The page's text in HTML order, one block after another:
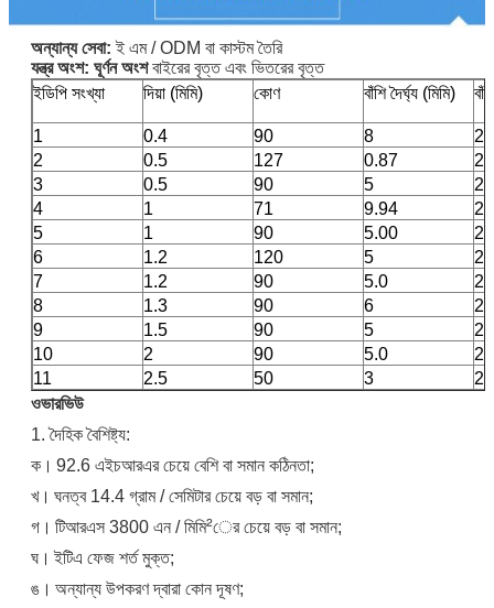
অন্যান্য সেবা: ই এম / ODM বা কাস্টম তৈরি
যন্ত্র অংশ: ঘূর্ণন অংশ বাইরের বৃত্ত এবং ভিতরের বৃত্ত
ইডিপি সংখ্যা
দিয়া (মিমি) কোণ বাঁশি দৈর্ঘ্য (মিমি)
1 0.4 90 8
2
2
0.5 127 0.87
2
3
0.5 90 5
2
4
1 71 9.94
2
5
1 90 5.00
2
6
1.2 120 5
2
7
1.2 90 5.0
2
8
1.3 90 6
2
9
1.5 90 5
2
10
2 90 5.0
2
11
2.5 50 3
2
ওভারভিউ
1. দৈহিক বৈশিষ্ট্য:
ক। 92.6 এইচআরএর চেয়ে বেশি বা সমান কঠিনতা;
খ। ঘনত্ব 14.4 গ্রাম / সেমিটার চেয়ে বড় বা সমান;
গ। টিআরএস 3800 এন / মিমি²ের চেয়ে বড় বা সমান;
ঘ। ইটিএ ফেজ শর্ত মুক্ত;
ঙ। অন্যান্য উপকরণ দ্বারা কোন দূষণ;